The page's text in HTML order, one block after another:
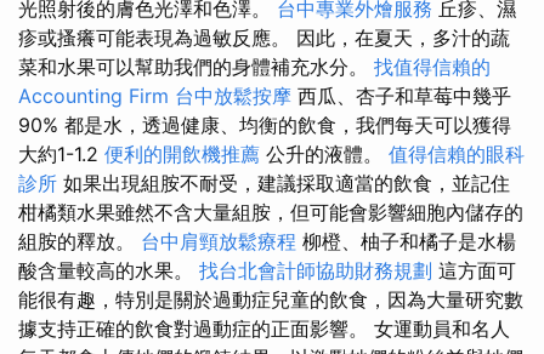
光照射後的膚色光澤和色澤。 台中專業外燴服務 丘疹、濕
疹或搔癢可能表現為過敏反應。 因此，在夏天，多汁的蔬
菜和水果可以幫助我們的身體補充水分。 找值得信賴的
Accounting Firm 台中放鬆按摩 西瓜、杏子和草莓中幾乎
90% 都是水，透過健康、均衡的飲食，我們每天可以獲得
大約1-1.2 便利的開飲機推薦 公升的液體。 值得信賴的眼科
診所 如果出現組胺不耐受，建議採取適當的飲食，並記住
柑橘類水果雖然不含大量組胺，但可能會影響細胞內儲存的
組胺的釋放。 台中肩頸放鬆療程 柳橙、柚子和橘子是水楊
酸含量較高的水果。 找台北會計師協助財務規劃 這方面可
能很有趣，特別是關於過動症兒童的飲食，因為大量研究數
據支持正確的飲食對過動症的正面影響。 女運動員和名人